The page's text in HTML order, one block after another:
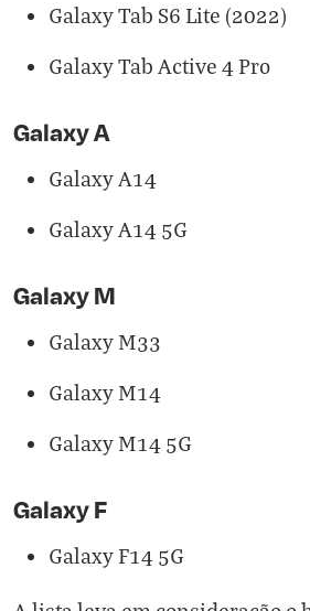
Galaxy Tab S6 Lite (2022)
Galaxy Tab Active 4 Pro
Galaxy A
Galaxy A14
Galaxy A14 5G
Galaxy M
Galaxy M33
Galaxy M14
Galaxy M14 5G
Galaxy F
Galaxy F14 5G